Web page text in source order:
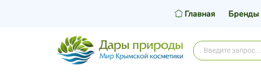
Главная Бренды